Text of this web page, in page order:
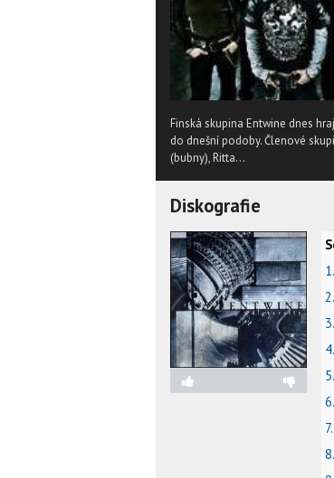
Finská skupina Entwine dnes
do dnešní podoby. Členové
(bubny), Ritta...
Diskografie